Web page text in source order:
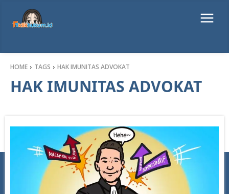
HOME TAGS HAK IMUNITAS ADVOKAT
HAK IMUNITAS ADVOKAT